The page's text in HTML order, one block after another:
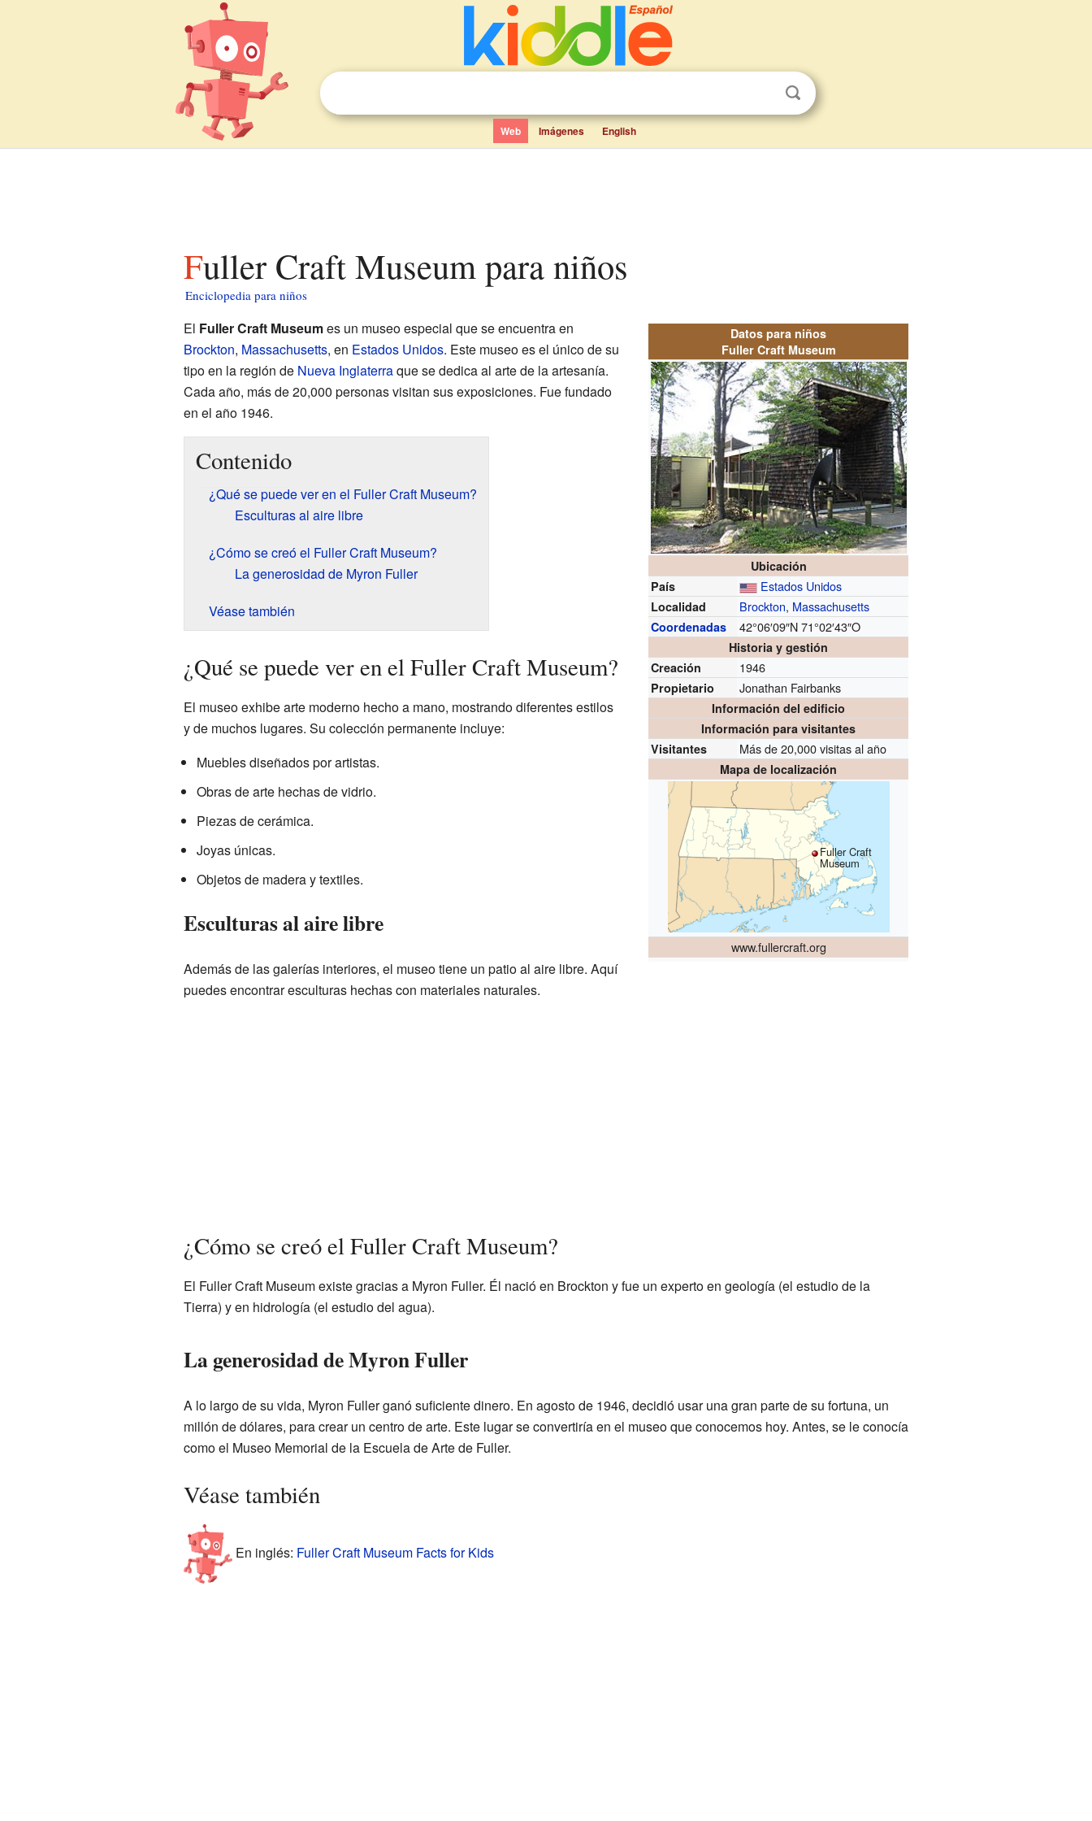
Web Imágenes English
Fuller Craft Museum para niños
Enciclopedia para niños
Datos para niños
Fuller Craft Museum
Ubicación
País
Estados Unidos
Localidad Brockton, Massachusetts
Coordenadas 42°06′09″N 71°02′43″O
Historia y gestión
Creación
1946
Propietario Jonathan Fairbanks
Información del edificio
Información para visitantes
Visitantes
Más de 20,000 visitas al año
Mapa de localización
Fuller Craft
Museum
www.fullercraft.org
El Fuller Craft Museumes un museo especial que se encuentra en
Brockton, Massachusetts, en Estados Unidos. Este museo es el único de su
tipo en la región de Nueva Inglaterraque se dedica al arte de la artesanía.
Cada año, más de 20,000 personas visitan sus exposiciones. Fue fundado
en el año 1946.
Contenido
¿Qué se puede ver en el Fuller Craft Museum?
Esculturas al aire libre
¿Cómo se creó el Fuller Craft Museum?
La generosidad de Myron Fuller
Véase también
¿Qué se puede ver en el Fuller Craft Museum?
El museo exhibe arte moderno hecho a mano, mostrando diferentes estilos
y de muchos lugares. Su colección permanente incluye:
Muebles diseñados por artistas.
Obras de arte hechas de vidrio.
Piezas de cerámica.
Joyas únicas.
Objetos de madera y textiles.
Esculturas al aire libre
Además de las galerías interiores, el museo tiene un patio al aire libre. Aquí
puedes encontrar esculturas hechas con materiales naturales.
¿Cómo se creó el Fuller Craft Museum?
El Fuller Craft Museum existe gracias a Myron Fuller. Él nació en Brockton y fue un experto en geología (el estudio de la
Tierra) y en hidrología (el estudio del agua).
La generosidad de Myron Fuller
A lo largo de su vida, Myron Fuller ganó suficiente dinero. En agosto de 1946, decidió usar una gran parte de su fortuna, un
millón de dólares, para crear un centro de arte. Este lugar se convertiría en el museo que conocemos hoy. Antes, se le conocía
como el Museo Memorial de la Escuela de Arte de Fuller.
Véase también
En inglés: Fuller Craft Museum Facts for Kids